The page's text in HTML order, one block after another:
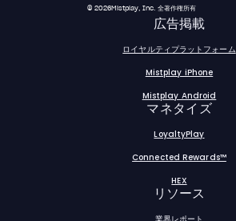
© 2026Mistplay, Inc. 全著作権所有
広告掲載
ロイヤルティプラットフォーム
Mistplay iPhone
Mistplay Android
マネタイズ
LoyaltyPlay
Connected Rewards™
HEX
リソース